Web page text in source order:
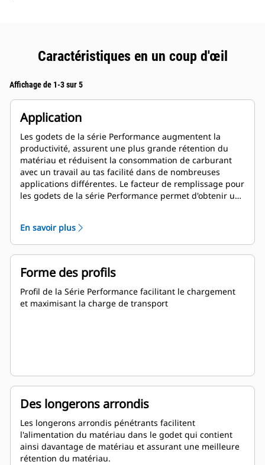
Caractéristiques en un coup d'œil
Affichage de 1-3 sur 5
Application
Les godets de la série Performance augmentent la
productivité, assurent une plus grande rétention du
matériau et réduisent la consommation de carburant
avec un travail au tas facilité dans de nombreuses
applications différentes. Le facteur de remplissage pour
les godets de la série Performance permet d'obtenir une
En savoir plus
Forme des profils
Profil de la Série Performance facilitant le chargement
et maximisant la charge de transport
Des longerons arrondis
Les longerons arrondis pénétrants facilitent
l'alimentation du matériau dans le godet qui contient
ainsi davantage de matériau et assurant une meilleure
rétention du matériau.